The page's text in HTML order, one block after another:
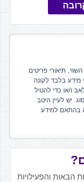
תיאורי פריטים
מידע בלבד לקונה
ו/או כדי להטיל
יש לעיין היטב
בהתאם למידע
הבאות והפעילויות